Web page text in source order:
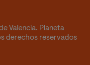
Valencia. Planeta
derechos reservados